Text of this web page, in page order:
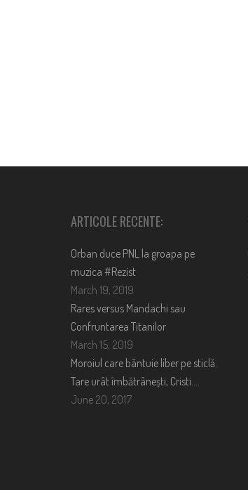
ARTICOLE RECENTE:
Orban duce PNL la groapa pe
muzica #Rezist
March 19, 2019
Rares versus Mandachi sau
Confruntarea Titanilor
March 15, 2019
Moroiul care bântuie liber pe sticlă.
Tare urât îmbătrânești, Cristi….
June 20, 2017